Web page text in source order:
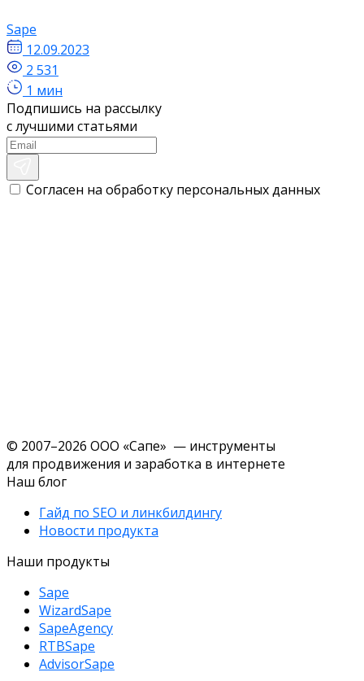
Sape
12.09.2023
2 531
1 мин
Подпишись на рассылку
с лучшими статьями
Согласен на обработку персональных данных
© 2007–2026 ООО «Сапе» — инструменты
для продвижения и заработка в интернете
Наш блог
Гайд по SEO и линкбилдингу
Новости продукта
Наши продукты
Sape
WizardSape
SapeAgency
RTBSape
AdvisorSape